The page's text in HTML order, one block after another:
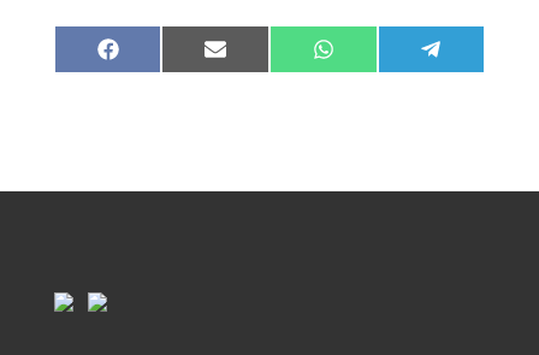
Compartir
en
Compartir
en
Compartir
en
Compartir
en